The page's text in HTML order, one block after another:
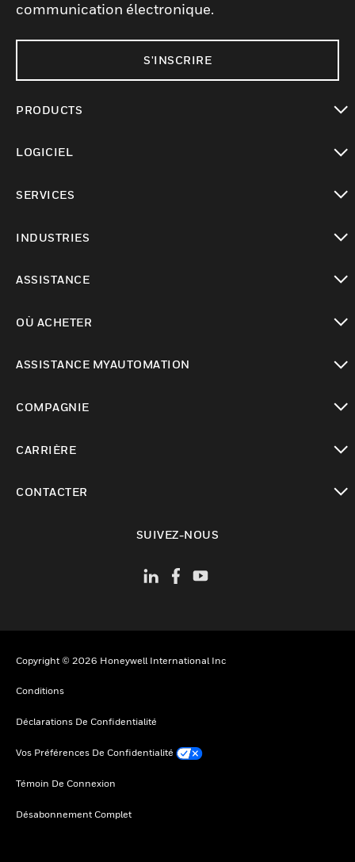
communication électronique.
S'INSCRIRE
PRODUCTS
LOGICIEL
SERVICES
INDUSTRIES
ASSISTANCE
OÙ ACHETER
ASSISTANCE MYAUTOMATION
COMPAGNIE
CARRIÈRE
CONTACTER
SUIVEZ-NOUS
Copyright © 2026 Honeywell International Inc
Conditions
Déclarations De Confidentialité
Vos Préférences De Confidentialité
Témoin De Connexion
Désabonnement Complet